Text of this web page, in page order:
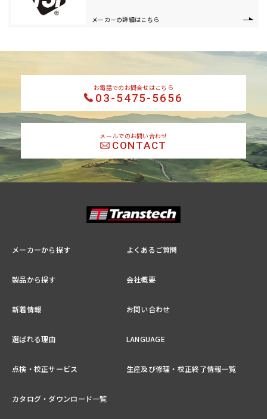
メーカーの詳細はこちら
お電話でのお問合せはこちら
03-5475-5656
メールでのお問い合わせ
CONTACT
メーカーから探す
製品から探す
新着情報
選ばれる理由
点検・校正サービス
カタログ・ダウンロード一覧
よくあるご質問
会社概要
お問い合わせ
LANGUAGE
生産及び修理・校正終了情報一覧